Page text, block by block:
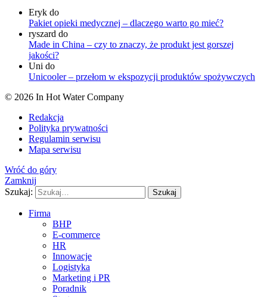
Eryk do
Pakiet opieki medycznej – dlaczego warto go mieć?
ryszard do
Made in China – czy to znaczy, że produkt jest gorszej
jakości?
Uni do
Unicooler – przełom w ekspozycji produktów spożywczych
© 2026 In Hot Water Company
Redakcja
Polityka prywatności
Regulamin serwisu
Mapa serwisu
Wróć do góry
Zamknij
Szukaj:
Szukaj
Firma
BHP
E-commerce
HR
Innowacje
Logistyka
Marketing i PR
Poradnik